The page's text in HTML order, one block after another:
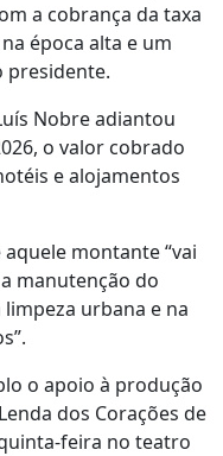
a cobrança da taxa
época alta e um
presidente.
Nobre adiantou
o valor cobrado
e alojamentos
montante “vai
manutenção do
urbana e na
o apoio à produção
dos Corações de
feira no teatro